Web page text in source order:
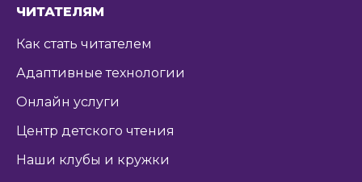
ЧИТАТЕЛЯМ
Как стать читателем
Адаптивные технологии
Онлайн услуги
Центр детского чтения
Наши клубы и кружки